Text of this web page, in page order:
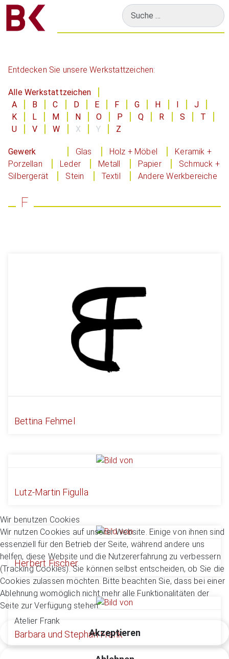
Suchen
Entdecken Sie unsere Werkstattzeichen:
Alle Werkstattzeichen
A
B C D E F G H
J
K
L M N O P Q R S
T
U
V W X Y Z
Gewerk Glas Holz + Möbel
Keramik +
Porzellan
Leder Metall Papier
Schmuck +
Silbergerät
Stein Textil Andere Werkbereiche
F
Bettina Fehmel
Lutz-Martin Figulla
Herbert Fischer
Atelier Frank
Barbara und Stephan Frank
Wir benutzen Cookies
Wir nutzen Cookies auf unserer Website. Einige von ihnen sind
essenziell für den Betrieb der Seite, während andere uns
helfen, diese Website und die Nutzererfahrung zu verbessern
(Tracking Cookies). Sie können selbst entscheiden, ob Sie die
Cookies zulassen möchten. Bitte beachten Sie, dass bei einer
Ablehnung womöglich nicht mehr alle Funktionalitäten der
Seite zur Verfügung stehen.
Akzeptieren